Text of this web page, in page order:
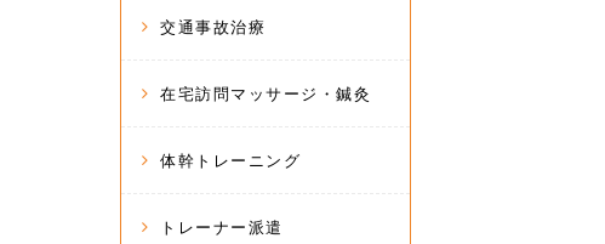
交通事故治療
在宅訪問マッサージ・鍼灸
体幹トレーニング
トレーナー派遣